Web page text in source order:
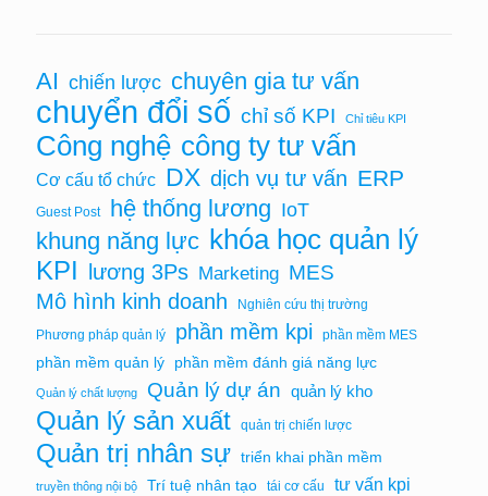
AI chiến lược chuyên gia tư vấn
chuyển đổi số chỉ số KPI Chỉ tiêu KPI
Công nghệ công ty tư vấn
Cơ cấu tổ chức DX dịch vụ tư vấn ERP
Guest Post hệ thống lương IoT
khung năng lực khóa học quản lý
KPI lương 3Ps Marketing MES
Mô hình kinh doanh
Nghiên cứu thị trường
Phương pháp quản lý
phần mềm kpi phần mềm MES
phần mềm quản lý phần mềm đánh giá năng lực
Quản lý chất lượng Quản lý dự án quản lý kho
Quản lý sản xuất quản trị chiến lược
Quản trị nhân sự triển khai phần mềm
truyền thông nội bộ Trí tuệ nhân tạo tái cơ cấu tư vấn kpi